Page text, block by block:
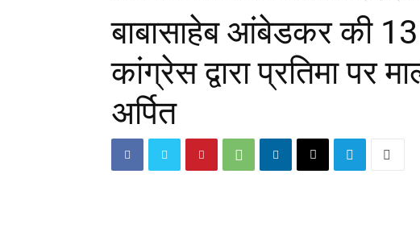
बाबासाहेब आंबेडकर की
कांग्रेस द्वारा प्रतिमा पर
अर्पित